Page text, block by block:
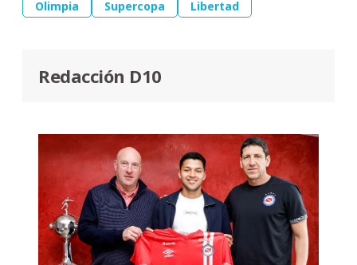
Olimpia Supercopa Libertad
Redacción D10